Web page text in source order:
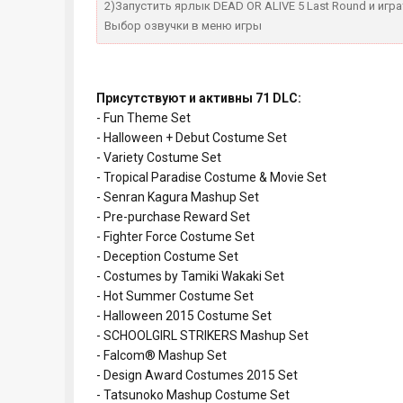
2)Запустить ярлык DEAD OR ALIVE 5 Last Round и
Выбор озвучки в меню игры
Присутствуют и активны 71 DLC:
- Fun Theme Set
- Halloween + Debut Costume Set
- Variety Costume Set
- Tropical Paradise Costume & Movie Set
- Senran Kagura Mashup Set
- Pre-purchase Reward Set
- Fighter Force Costume Set
- Deception Costume Set
- Costumes by Tamiki Wakaki Set
- Hot Summer Costume Set
- Halloween 2015 Costume Set
- SCHOOLGIRL STRIKERS Mashup Set
- Falcom® Mashup Set
- Design Award Costumes 2015 Set
- Tatsunoko Mashup Costume Set